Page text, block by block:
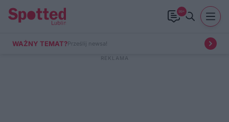
99+
WAŻNY TEMAT?Prześlij newsa!